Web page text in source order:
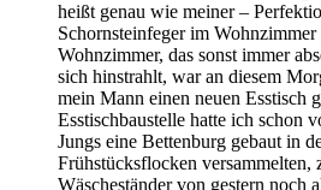
heißt genau wie meiner –
Schornsteinfeger im
Wohnzimmer, das sonst immer
sich hinstrahlt, war an diesem
mein Mann einen neuen Esstisch
Esstischbaustelle hatte ich schon
Jungs eine Bettenburg gebaut in
Frühstücksflocken versammelten,
Wäscheständer von gestern noch